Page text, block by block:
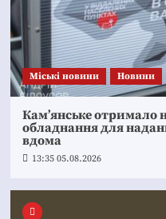
Mіські новини Новини
Кам’янське отримало
обладнання для
вдома
13:35 05.08.2026